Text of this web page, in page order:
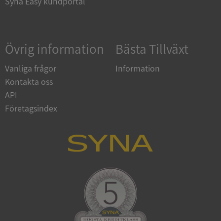
Övrig information
Vanliga frågor
Kontakta oss
API
Företagsindex
Bästa Tillväxt
Information
VISITOR_PRIVACY_METADATA
YouTube
Privacy Policy